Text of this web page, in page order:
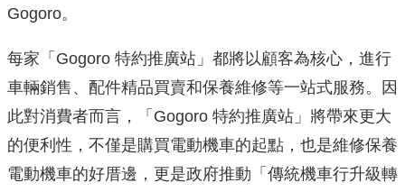
Gogoro。
每家「Gogoro 特約推廣站」都將以顧客為核心，進行
車輛銷售、配件精品買賣和保養維修等一站式服務。因
此對消費者而言，「Gogoro 特約推廣站」將帶來更大
的便利性，不僅是購買電動機車的起點，也是維修保養
電動機車的好厝邊，更是政府推動「傳統機車行升級轉